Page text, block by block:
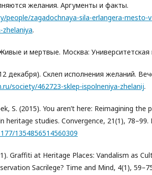
желания. Аргументы и факты.
people/zagadochnaya-sila-erlangera-mesto-
.
и мертвые. Москва: Университетская
декабря). Склеп исполнения желаний.
society/462723-sklep-ispolneniya-zhelanij.
S. (2015). You aren’t here: Reimagining the
heritage studies. Convergence, 21(1), 78–99.
1354856514560309
Graffiti at Heritage Places: Vandalism as
Sacrilege? Time and Mind, 4(1),